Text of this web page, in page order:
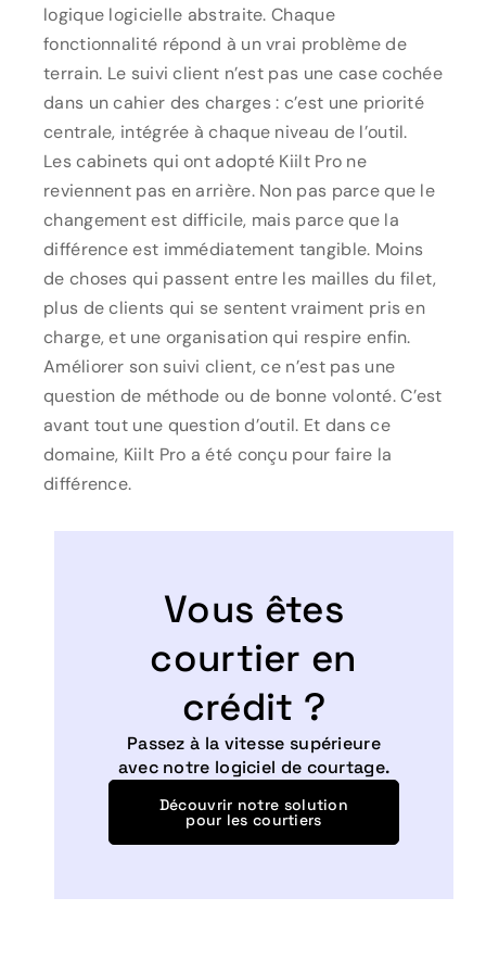
logique logicielle abstraite. Chaque
fonctionnalité répond à un vrai problème de
terrain. Le suivi client n’est pas une case cochée
dans un cahier des charges : c’est une priorité
centrale, intégrée à chaque niveau de l’outil.
Les cabinets qui ont adopté Kiilt Pro ne
reviennent pas en arrière. Non pas parce que le
changement est difficile, mais parce que la
différence est immédiatement tangible. Moins
de choses qui passent entre les mailles du filet,
plus de clients qui se sentent vraiment pris en
charge, et une organisation qui respire enfin.
Améliorer son suivi client, ce n’est pas une
question de méthode ou de bonne volonté. C’est
avant tout une question d’outil. Et dans ce
domaine, Kiilt Pro a été conçu pour faire la
différence.
Vous êtes
courtier en
crédit ?
Passez à la vitesse supérieure
avec notre logiciel de courtage.
Découvrir notre solution
pour les courtiers